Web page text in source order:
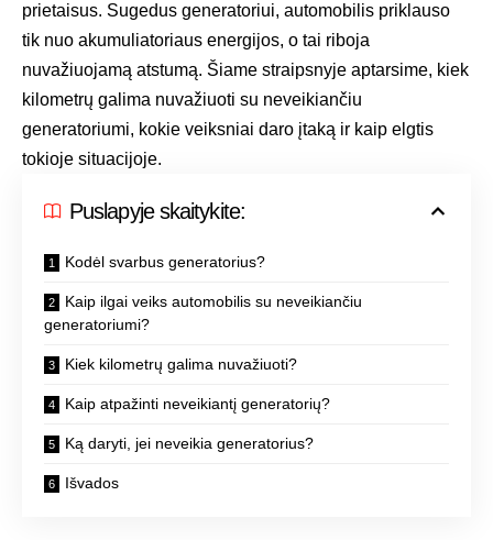
prietaisus. Sugedus generatoriui, automobilis priklauso
tik nuo akumuliatoriaus energijos, o tai riboja
nuvažiuojamą atstumą. Šiame straipsnyje aptarsime, kiek
kilometrų galima nuvažiuoti su neveikiančiu
generatoriumi, kokie veiksniai daro įtaką ir kaip elgtis
tokioje situacijoje.
Puslapyje skaitykite:
Kodėl svarbus generatorius?
Kaip ilgai veiks automobilis su neveikiančiu
generatoriumi?
Kiek kilometrų galima nuvažiuoti?
Kaip atpažinti neveikiantį generatorių?
Ką daryti, jei neveikia generatorius?
Išvados